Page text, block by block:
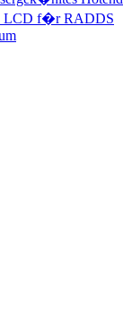
LCD f�r RADDS